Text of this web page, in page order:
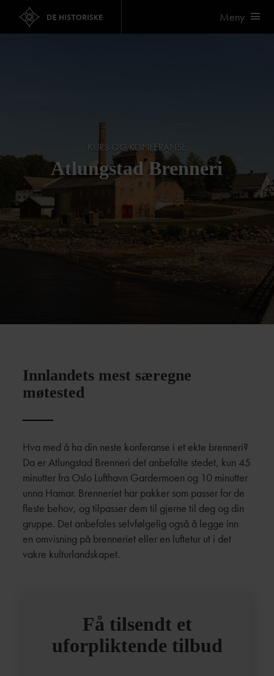
Meny
KURS OG KONFERANSE
Atlungstad Brenneri
Innlandets mest særegne
møtested
Hva med å ha din neste konferanse i et ekte brenneri?
Da er Atlungstad Brenneri det anbefalte stedet, kun 45
minutter fra Oslo Lufthavn Gardermoen og 10 minutter
unna Hamar. Brenneriet har pakker som passer for de
fleste behov, og tilpasser dem til gjerne til deg og din
gruppe. Det anbefales selvfølgelig også å legge inn
en omvisning på brenneriet eller en luftetur ut i det
vakre kulturlandskapet.
Få tilsendt et
uforpliktende tilbud